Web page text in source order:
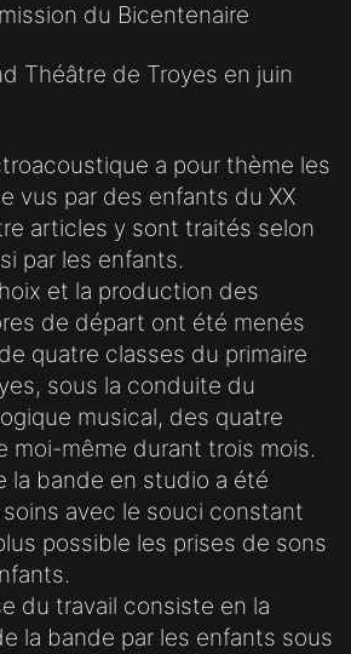
du Bicentenaire
Théâtre de Troyes en juin
a pour thème les
vus par des enfants du XX
articles y sont traités selon
par les enfants.
et la production des
de départ ont été menés
quatre classes du primaire
sous la conduite du
musical, des quatre
moi-même durant trois mois.
la bande en studio a été
soins avec le souci constant
possible les prises de sons
du travail consiste en la
la bande par les enfants sous